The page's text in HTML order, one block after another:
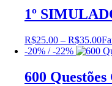
1º
R$25.00 – R$35.00
-20% / -22%
600